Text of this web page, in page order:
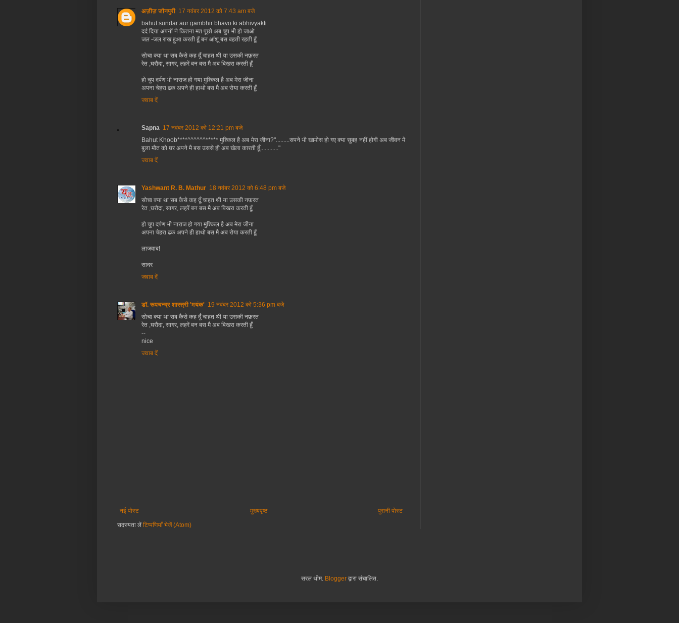
अज़ीज़ जौनपुरी 17 नवंबर 2012 को 7:43 am बजे
bahut sundar aur gambhir bhavo ki abhivyakti
दर्द दिया अपनों ने कितना मत पूछो अब चुप भी हो जाओ
जल -जल राख हुआ करती हूँ बन आंशू बस बहती रहती हूँ
सोचा क्या था सब कैसे कह दूँ चाहत थी या उसकी नफ़रत
रेत ,घरौदा, सागर, लहरें बन बस मै अब बिखरा करती हूँ
हो चुप दर्पण भी नाराज हो गया मुश्किल है अब मेरा जीना
अपना चेहरा ढक अपने ही हाथो बस मै अब रोया करती हूँ
जवाब दें
Sapna 17 नवंबर 2012 को 12:21 pm बजे
Bahut Khoob****^^^^^^***** मुश्किल है अब मेरा जीना?".........सपने भी खामोस हो गए क्या सुबह नहीं होगी अब जीवन में
बुला मौत को घर अपने मै बस उससे ही अब खेला कारती हूँ............"
जवाब दें
Yashwant R. B. Mathur 18 नवंबर 2012 को 6:48 pm बजे
सोचा क्या था सब कैसे कह दूँ चाहत थी या उसकी नफ़रत
रेत ,घरौदा, सागर, लहरें बन बस मै अब बिखरा करती हूँ
हो चुप दर्पण भी नाराज हो गया मुश्किल है अब मेरा जीना
अपना चेहरा ढक अपने ही हाथो बस मै अब रोया करती हूँ
लाजवाब!
सादर
जवाब दें
डॉ. रूपचन्द्र शास्त्री 'मयंक' 19 नवंबर 2012 को 5:36 pm बजे
सोचा क्या था सब कैसे कह दूँ चाहत थी या उसकी नफ़रत
रेत ,घरौदा, सागर, लहरें बन बस मै अब बिखरा करती हूँ
--
nice
जवाब दें
नई पोस्ट पुरानी पोस्ट
मुख्यपृष्ठ
सदस्यता लें टिप्पणियाँ भेजें (Atom)
सरल थीम. Blogger द्वारा संचालित.